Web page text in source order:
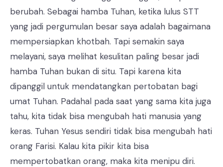
berubah. Sebagai hamba Tuhan, ketika lulus STT
yang jadi pergumulan besar saya adalah bagaimana
mempersiapkan khotbah. Tapi semakin saya
melayani, saya melihat kesulitan paling besar jadi
hamba Tuhan bukan di situ. Tapi karena kita
dipanggil untuk mendatangkan pertobatan bagi
umat Tuhan. Padahal pada saat yang sama kita juga
tahu, kita tidak bisa mengubah hati manusia yang
keras. Tuhan Yesus sendiri tidak bisa mengubah hati
orang Farisi. Kalau kita pikir kita bisa
mempertobatkan orang, maka kita menipu diri.